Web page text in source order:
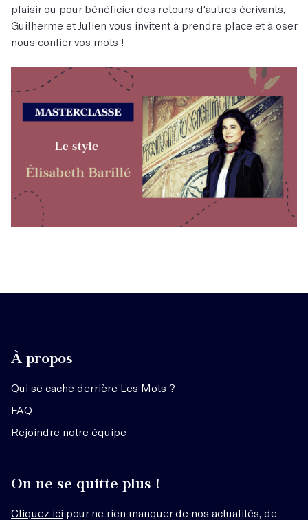
plaisir ou pour bénéficier des retours d'autres écrivants,
Guilherme et Julien vous invitent à prendre place et à oser
nous confier vos mots !
À propos
Qui se cache derrière Les Mots ?
FAQ
Rejoindre notre équipe
On ne se quitte plus !
Cliquez ici pour ne rien manquer de nos actualités, de